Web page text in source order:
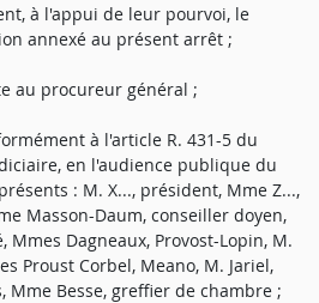
à l'appui de leur pourvoi, le
annexé au présent arrêt ;
au procureur général ;
à l'article R. 431-5 du
en l'audience publique du
: M. X..., président, Mme Z...,
Masson-Daum, conseiller doyen,
Mmes Dagneaux, Provost-Lopin, M.
Proust Corbel, Meano, M. Jariel,
Besse, greffier de chambre ;